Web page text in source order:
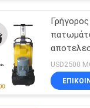
USD2500